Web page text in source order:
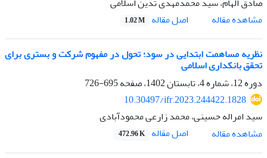
مشاهده مقاله
اصل مقاله 1.02 M
نظریه مساهمت ابتدایی در سود؛ تحول در مفهوم شرکت و بستری برای
تحقق بانکداری اسلامی
دوره 12، شماره 4، تابستان 1402، صفحه
695-726
10.30497/ifr.2023.244422.1828
سید امراله حسینی، محمد زارعی محمودآبادی
مشاهده مقاله
اصل مقاله 472.96 K